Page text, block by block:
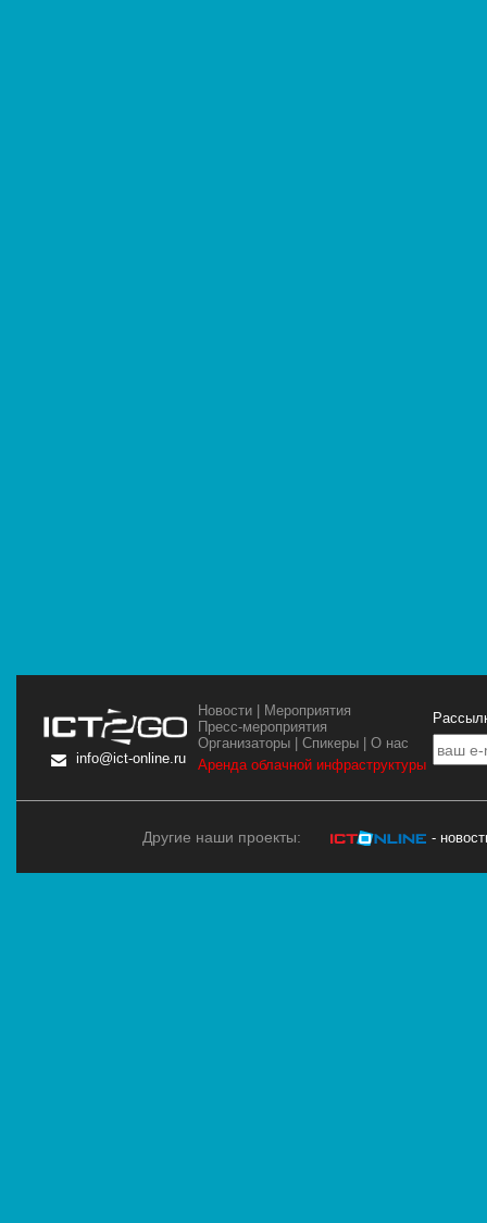
info@ict-online.ru
Новости
Мероприятия
Пресс-мероприятия
Организаторы |Спикеры |О нас
Аренда облачной инфраструктуры
Другие наши проекты: -